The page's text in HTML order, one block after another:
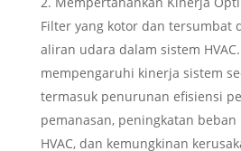
Filter yang kotor dan tersumbat
aliran udara dalam sistem
mempengaruhi kinerja sistem
termasuk penurunan efisiensi
pemanasan, peningkatan
HVAC, dan kemungkinan